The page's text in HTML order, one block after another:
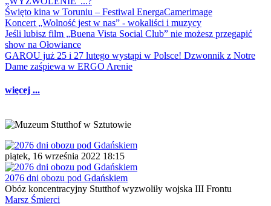
Święto kina w Toruniu – Festiwal EnergaCamerimage
Koncert „Wolność jest w nas” - wokaliści i muzycy
Jeśli lubisz film „Buena Vista Social Club” nie możesz przegapić
show na Ołowiance
GAROU już 25 i 27 lutego wystąpi w Polsce! Dzwonnik z Notre
Dame zaśpiewa w ERGO Arenie
więcej ...
piątek, 16 września 2022 18:15
2076 dni obozu pod Gdańskiem
Obóz koncentracyjny Stutthof wyzwoliły wojska III Frontu
Marsz Śmierci